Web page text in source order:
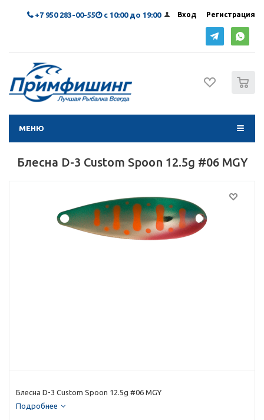
Вход Регистрация
+7 950 283-00-55 с 10:00 до 19:00
МЕНЮ
Блесна D-3 Custom Spoon 12.5g #06 MGY
Блесна D-3 Custom Spoon 12.5g #06 MGY
Подробнее